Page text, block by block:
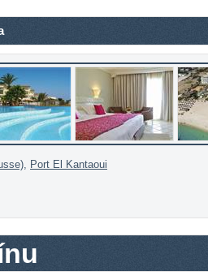
, Port El Kantaoui